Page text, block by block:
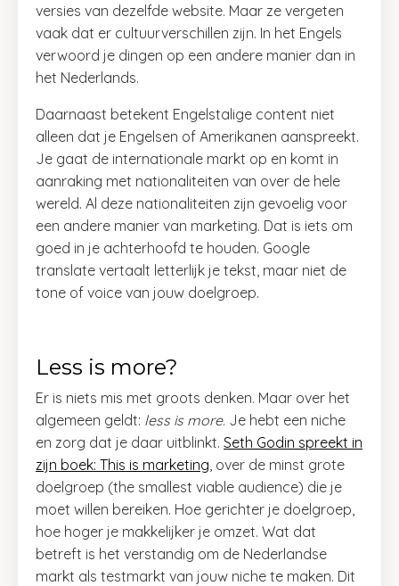
versies van dezelfde website. Maar ze vergeten
vaak dat er cultuurverschillen zijn. In het Engels
verwoord je dingen op een andere manier dan in
het Nederlands.
Daarnaast betekent Engelstalige content niet
alleen dat je Engelsen of Amerikanen aanspreekt.
Je gaat de internationale markt op en komt in
aanraking met nationaliteiten van over de hele
wereld. Al deze nationaliteiten zijn gevoelig voor
een andere manier van marketing. Dat is iets om
goed in je achterhoofd te houden. Google
translate vertaalt letterlijk je tekst, maar niet de
tone of voice van jouw doelgroep.
Less is more?
Er is niets mis met groots denken. Maar over het
algemeen geldt: less is more. Je hebt een niche
en zorg dat je daar uitblinkt. Seth Godin spreekt in
zijn boek: This is marketing , over de minst grote
doelgroep (the smallest viable audience) die je
moet willen bereiken. Hoe gerichter je doelgroep,
hoe hoger je makkelijker je omzet. Wat dat
betreft is het verstandig om de Nederlandse
markt als testmarkt van jouw niche te maken. Dit